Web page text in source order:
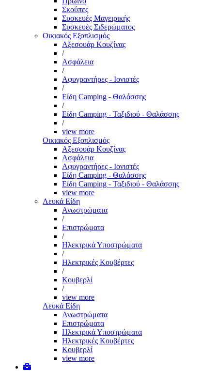
Σκούπες
Συσκευές Μαγειρικής
Συσκευές Σιδερώματος
Οικιακός Εξοπλισμός
Αξεσουάρ Κουζίνας
/
Ασφάλεια
/
Αφυγραντήρες - Ιονιστές
/
Είδη Camping - Θαλάσσης
/
Είδη Camping - Ταξιδιού - Θαλάσσης
/
view more
Οικιακός Εξοπλισμός
Αξεσουάρ Κουζίνας
Ασφάλεια
Αφυγραντήρες - Ιονιστές
Είδη Camping - Θαλάσσης
Είδη Camping - Ταξιδιού - Θαλάσσης
view more
Λευκά Είδη
Ανωστρώματα
/
Επιστρώματα
/
Ηλεκτρικά Υποστρώματα
/
Ηλεκτρικές Κουβέρτες
/
Κουβερλί
/
view more
Λευκά Είδη
Ανωστρώματα
Επιστρώματα
Ηλεκτρικά Υποστρώματα
Ηλεκτρικές Κουβέρτες
Κουβερλί
view more